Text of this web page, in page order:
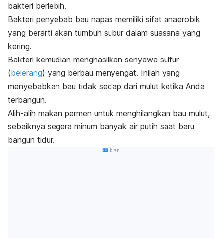
bakteri berlebih.
Bakteri penyebab bau napas memiliki sifat anaerobik
yang berarti akan tumbuh subur dalam suasana yang
kering.
Bakteri kemudian menghasilkan senyawa sulfur
(belerang) yang berbau menyengat. Inilah yang
menyebabkan bau tidak sedap dari mulut ketika Anda
terbangun.
Alih-alih makan permen untuk menghilangkan bau mulut,
sebaiknya segera minum banyak air putih saat baru
bangun tidur.
Iklan